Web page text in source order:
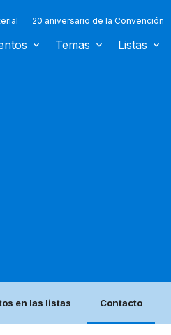
20 aniversario de la Convención
Temas Listas
en las listas Contacto